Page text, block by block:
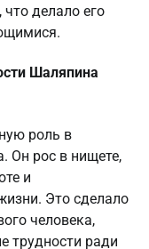
делало его
Шаляпина
роль в
Он рос в нищете,
и
Это сделало
человека,
трудности ради